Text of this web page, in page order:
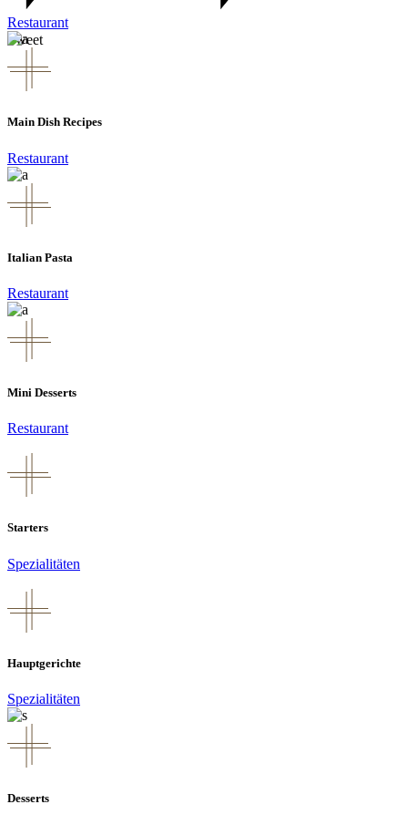
Sweet
Restaurant
Main Dish Recipes
Restaurant
Italian Pasta
Restaurant
Mini Desserts
Restaurant
Starters
Spezialitäten
Hauptgerichte
Spezialitäten
Desserts